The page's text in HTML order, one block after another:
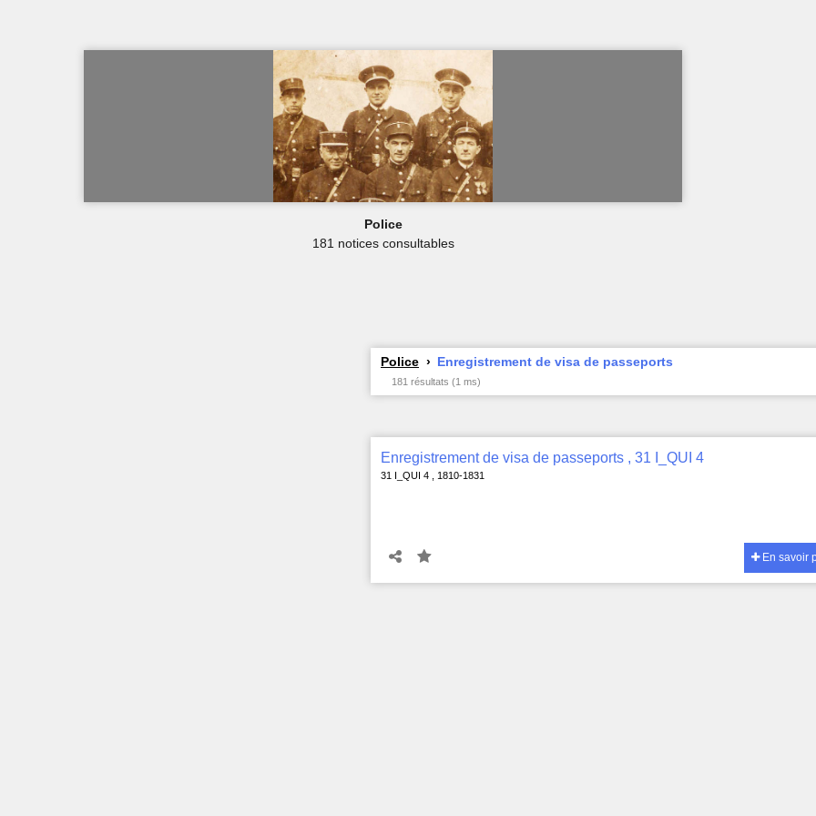
Police
181 notices consultables
Police Enregistrement de visa de passeports
181 résultats (1 ms)
Enregistrement de visa de passeports , 31 I_QUI 4
31 I_QUI 4 , 1810-1831
En savoir